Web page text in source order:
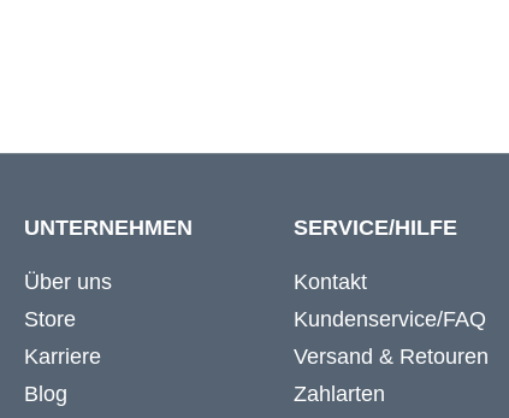
UNTERNEHMEN
Über uns
Store
Karriere
Blog
SERVICE/HILFE
Kontakt
Kundenservice/FAQ
Versand & Retouren
Zahlarten